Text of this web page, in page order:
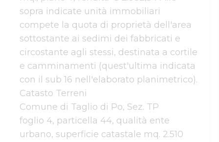
sopra indicate unità immobiliari
compete la quota di proprietà dell'area
sottostante ai sedimi dei fabbricati e
circostante agli stessi, destinata a cortile
e camminamenti (quest'ultima indicata
con il sub 16 nell'elaborato planimetrico).
Catasto Terreni
Comune di Taglio di Po, Sez. TP
foglio 4, particella 44, qualità ente
urbano, superficie catastale mq. 2.510